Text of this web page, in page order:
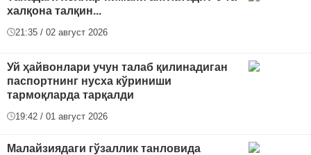
халқона талқин...
21:35 / 02 август 2026
Уй ҳайвонлари учун талаб қилинадиган
паспортнинг нусха кўриниши
тармоқларда тарқалди
19:42 / 01 август 2026
Малайзиядаги гўзаллик танловида